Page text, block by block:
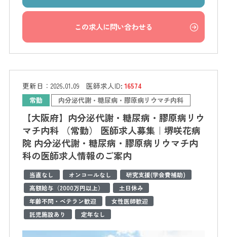
この求人に問い合わせる
更新日： 2026.01.09 医師求人ID:16574
常勤 内分泌代謝・糖尿病・膠原病リウマチ内科
【大阪府】内分泌代謝・糖尿病・膠原病リウ
マチ内科 （常勤） 医師求人募集｜堺咲花病
院 内分泌代謝・糖尿病・膠原病リウマチ内
科の医師求人情報のご案内
当直なし オンコールなし
研究支援(学会費補助)
高額給与（2000万円以上）
土日休み
年齢不問・ベテラン歓迎
女性医師歓迎
託児施設あり
定年なし